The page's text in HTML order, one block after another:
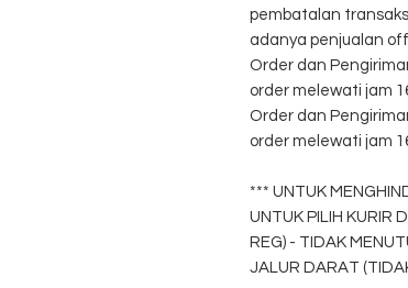
pembatalan
adanya penjualan
Order dan
order melewati jam
Order dan
order melewati jam
*** UNTUK
UNTUK PILIH KURIR
REG) - TIDAK
JALUR DARAT